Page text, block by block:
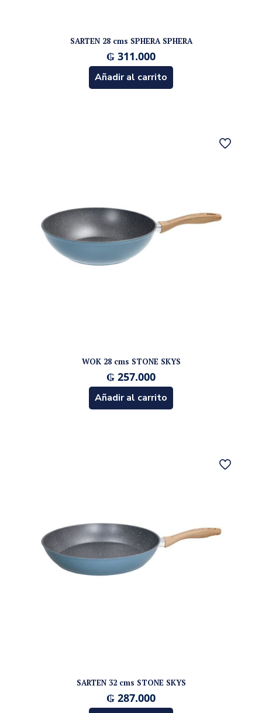
SARTEN 28 cms SPHERA SPHERA
₲ 311.000
Añadir al carrito
WOK 28 cms STONE SKYS
₲ 257.000
Añadir al carrito
SARTEN 32 cms STONE SKYS
₲ 287.000